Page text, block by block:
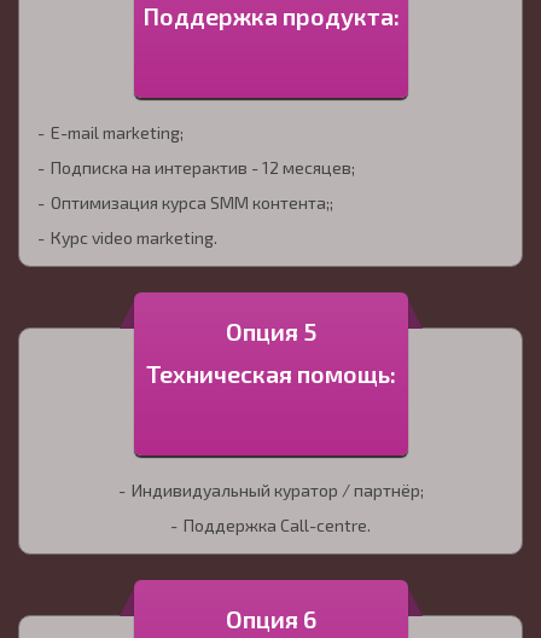
Поддержка продукта:
E-mail marketing;
Подписка на интерактив - 12 месяцев;
Оптимизация курса SMM контента;;
Курс video marketing.
Опция 5
Техническая помощь:
Индивидуальный куратор / партнёр;
Поддержка Call-centre.
Опция 6